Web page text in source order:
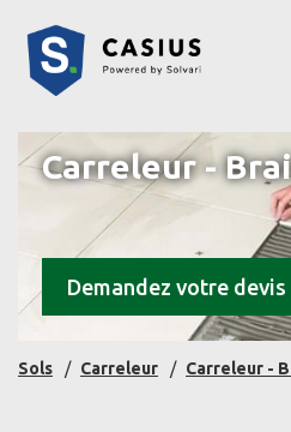
Carreleur -
Demandez votre devis
Sols Carreleur Carreleur -